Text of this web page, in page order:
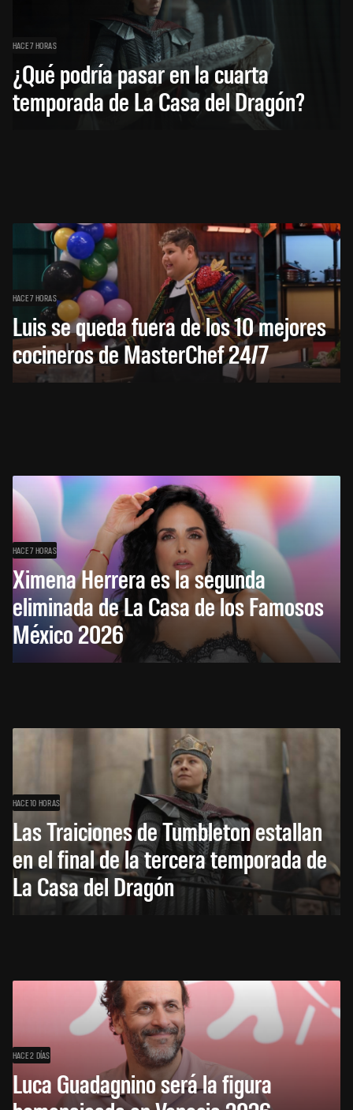
HACE 7 HORAS
¿Qué podría pasar en la cuarta
temporada de La Casa del Dragón?
HACE 7 HORAS
Luis se queda fuera de los 10 mejores
cocineros de MasterChef 24/7
HACE 7 HORAS
Ximena Herrera es la segunda
eliminada de La Casa de los Famosos
México 2026
HACE 10 HORAS
Las Traiciones de Tumbleton estallan
en el final de la tercera temporada de
La Casa del Dragón
HACE 2 DÍAS
Luca Guadagnino será la figura